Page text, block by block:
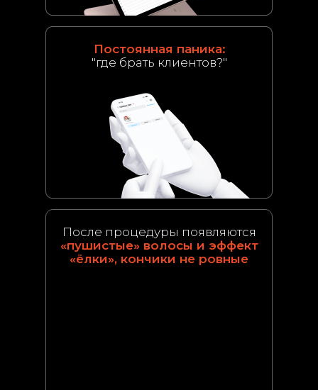
После процедуры появляются
«пушистые» волосы и эффект
«ёлки», кончики не ровные
Постоянная паника:
"где брать клиентов?"